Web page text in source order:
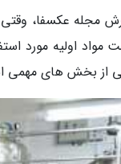
مجله عکسفا،
مواد اولیه مورد
از بخش های مهمی